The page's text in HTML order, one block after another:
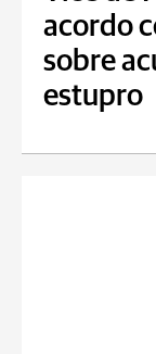
acordo
sobre
estupro